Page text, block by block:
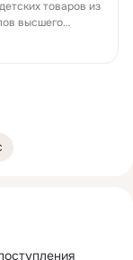
товаров из
высшего